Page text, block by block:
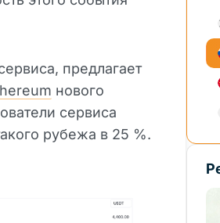
предлагает
нового
сервиса
рубежа в 25 %.